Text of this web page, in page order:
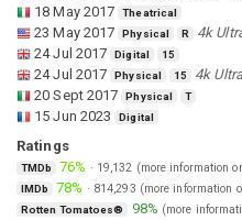
18 May 2017 Theatrical
23 May 2017 Physical R
4k
24 Jul 2017
Digital 15
24 Jul 2017 Physical 15
4k
20 Sept 2017
Physical T
15 Jun 2023 Digital
Ratings
TMDb 76% · 19,132 (more information
IMDb 78% · 814,293 (more information
Rotten Tomatoes® 98% (more